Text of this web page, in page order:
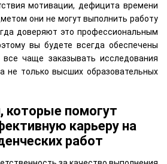
мотивации, дефицита времени
они не могут выполнить работу
доверяют это профессиональным
вы будете всегда обеспечены
чаще заказывать исследования
не только высших образовательных
которые помогут
карьеру на
работ